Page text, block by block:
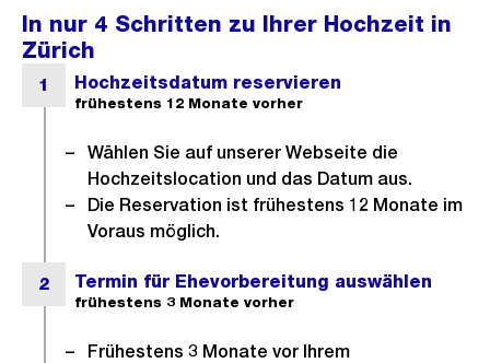
n
i
In nur 4 Schritten zu Ihrer Hochzeit in
Zürich
Wählen Sie auf unserer Webseite die
Hochzeitslocation und das Datum aus.
Die Reservation ist frühestens 12 Monate im
Voraus möglich.
Frühestens 3 Monate vor Ihrem